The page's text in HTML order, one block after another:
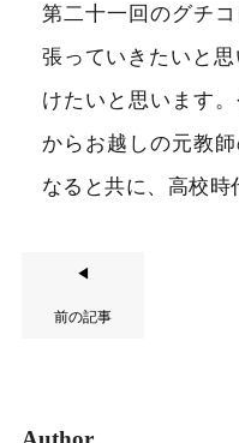
第二十一回のグチ
張っていきたいと
けたいと思います
からお越しの元教
なると共に、高校時
◀
前の記事